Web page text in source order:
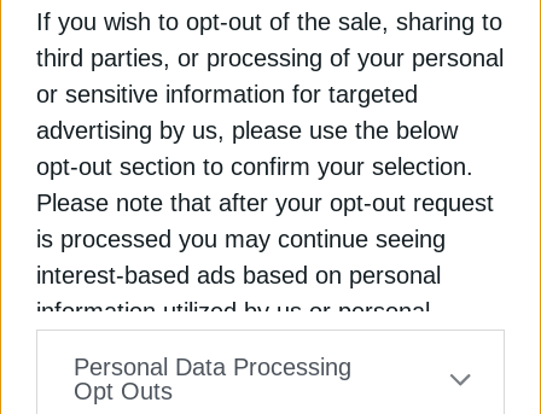
If you wish to opt-out of the sale, sharing to
third parties, or processing of your personal
or sensitive information for targeted
advertising by us, please use the below
opt-out section to confirm your selection.
Please note that after your opt-out request
is processed you may continue seeing
interest-based ads based on personal
information utilized by us or personal
to your opt-out. You may separately opt-out
Personal Data Processing
Opt Outs
ΕΠΙΧΕΙΡΗΣΕΙΣ
Μυτιληναίος: Τι χρειάζεται η
ευρωπαϊκή βιομηχανία μετάλλων
για να παραμείνει ανταγωνιστική
Ο Ευάγγελος Μυτιληναίος παρουσιάζει με άρθρο
του στο Euractiv τις προτεραιότητες για μια
Newsroom 23 Ιουλίου 2026
Εγγραφή στο Newsletter